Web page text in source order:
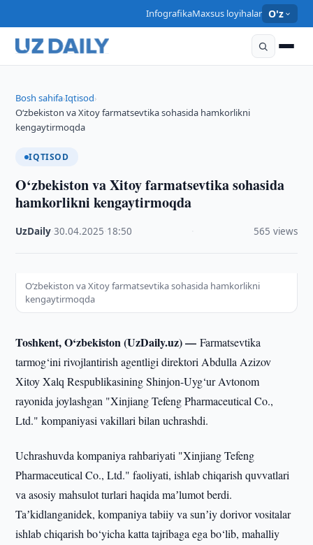
InfografikaMaxsus loyihalar O'z
Bosh sahifa›Iqtisod›
O‘zbekiston va Xitoy farmatsevtika sohasida hamkorlikni
kengaytirmoqda
IQTISOD
O‘zbekiston va Xitoy farmatsevtika sohasida
hamkorlikni kengaytirmoqda
UzDaily ·30.04.2025 18:50 565 views
O‘zbekiston va Xitoy farmatsevtika sohasida hamkorlikni
kengaytirmoqda
Toshkent, O‘zbekiston (UzDaily.uz) —Farmatsevtika
tarmog‘ini rivojlantirish agentligi direktori Abdulla Azizov
Xitoy Xalq Respublikasining Shinjon-Uyg‘ur Avtonom
rayonida joylashgan "Xinjiang Tefeng Pharmaceutical Co.,
Ltd." kompaniyasi vakillari bilan uchrashdi.
Uchrashuvda kompaniya rahbariyati "Xinjiang Tefeng
Pharmaceutical Co., Ltd." faoliyati, ishlab chiqarish quvvatlari
va asosiy mahsulot turlari haqida maʼlumot berdi.
Taʼkidlanganidek, kompaniya tabiiy va sunʼiy dorivor vositalar
ishlab chiqarish bo‘yicha katta tajribaga ega bo‘lib, mahalliy